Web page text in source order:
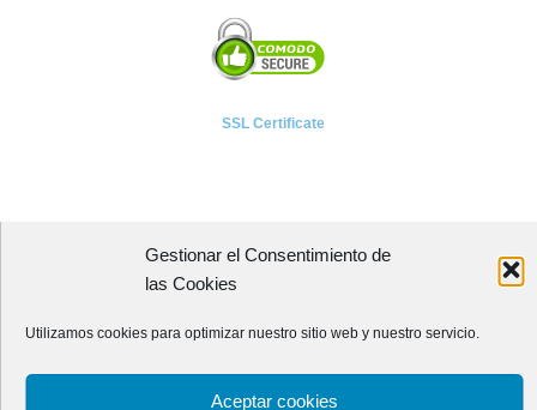
Gestionar el Consentimiento de
las Cookies
Utilizamos cookies para optimizar nuestro sitio web y nuestro servicio.
Aceptar cookies
SSL Certificate
A P I E T E L
Avenida Independencia, 4 - 5ª planta